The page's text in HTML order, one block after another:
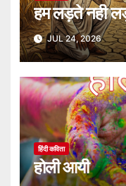
हम लड़ते नही
JUL 24, 2026
हिंदी कविता
होली आयी